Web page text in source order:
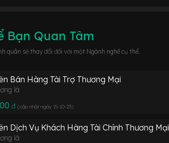
Bạn Quan Tâm
quân sẽ thay đổi đối với một Ngành nghề cụ thể.
Bán Hàng Tài Trợ Thương Mại
là
đ (cập nhật ngày 15-10-23)
Dịch Vụ Khách Hàng Tài Chính Thương Mại
là